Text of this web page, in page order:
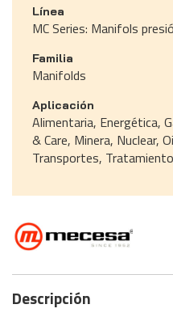
Línea
MC Series: Manifols
Familia
Manifolds
Aplicación
Alimentaria, Energética,
& Care, Minera, Nuclear,
Transportes,
Descripción